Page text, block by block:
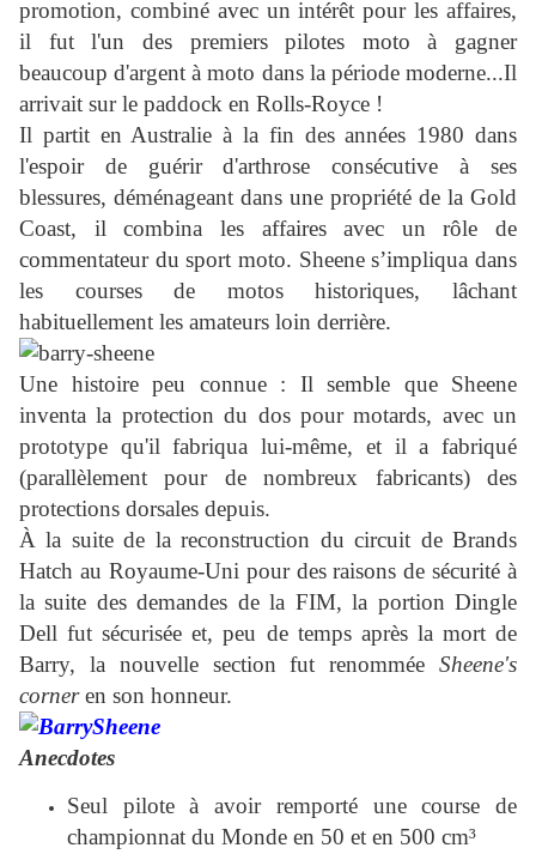
promotion, combiné avec un intérêt pour les affaires,
il fut l'un des premiers pilotes moto à gagner
beaucoup d'argent à moto dans la période moderne...Il
arrivait sur le paddock en Rolls-Royce !
Il partit en Australie à la fin des années 1980 dans
l'espoir de guérir d'arthrose consécutive à ses
blessures, déménageant dans une propriété de la Gold
Coast, il combina les affaires avec un rôle de
commentateur du sport moto. Sheene s’impliqua dans
les courses de motos historiques, lâchant
habituellement les amateurs loin derrière.
Une histoire peu connue : Il semble que Sheene
inventa la protection du dos pour motards, avec un
prototype qu'il fabriqua lui-même, et il a fabriqué
(parallèlement pour de nombreux fabricants) des
protections dorsales depuis.
À la suite de la reconstruction du circuit de Brands
Hatch au Royaume-Uni pour des raisons de sécurité à
la suite des demandes de la FIM, la portion Dingle
Dell fut sécurisée et, peu de temps après la mort de
Barry, la nouvelle section fut renommée Sheene's
corneren son honneur.
Anecdotes
Seul pilote à avoir remporté une course de
championnat du Monde en 50 et en 500 cm³